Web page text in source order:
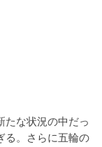
たな状況の中だっ
る。さらに五輪の